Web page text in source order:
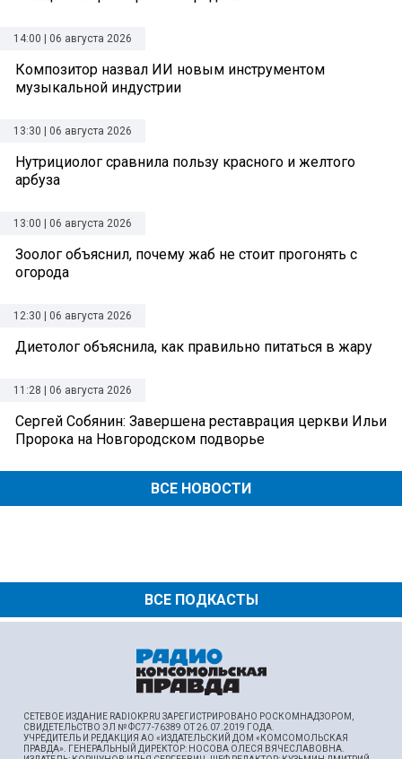
ВСЕ ПОДКАСТЫ
14:00 | 06 августа 2026
Композитор назвал ИИ новым инструментом
музыкальной индустрии
13:30 | 06 августа 2026
Нутрициолог сравнила пользу красного и желтого
арбуза
13:00 | 06 августа 2026
Зоолог объяснил, почему жаб не стоит прогонять с
огорода
12:30 | 06 августа 2026
Диетолог объяснила, как правильно питаться в жару
11:28 | 06 августа 2026
Сергей Собянин: Завершена реставрация церкви Ильи
Пророка на Новгородском подворье
ВСЕ НОВОСТИ
СЕТЕВОЕ ИЗДАНИЕ RADIOKP.RU ЗАРЕГИСТРИРОВАНО РОСКОМНАДЗОРОМ,
СВИДЕТЕЛЬСТВО ЭЛ № ФС77-76389 ОТ 26.07.2019 ГОДА.
УЧРЕДИТЕЛЬ И РЕДАКЦИЯ АО «ИЗДАТЕЛЬСКИЙ ДОМ «КОМСОМОЛЬСКАЯ
ПРАВДА». ГЕНЕРАЛЬНЫЙ ДИРЕКТОР: НОСОВА ОЛЕСЯ ВЯЧЕСЛАВОВНА.